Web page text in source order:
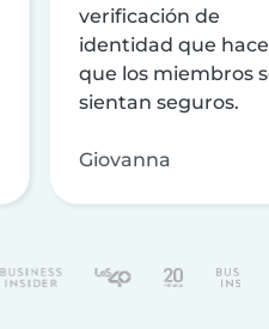
verificación de
identidad que
que los miembros
sientan seguros.
Giovanna